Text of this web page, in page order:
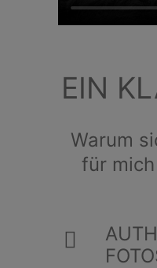
EIN
Warum
für